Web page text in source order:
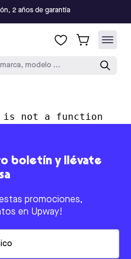
2 años de garantía
modelo ...
is not a function
boletín y llévate
promociones,
en Upway!